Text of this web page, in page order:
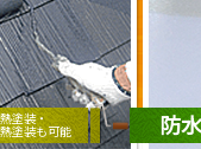
職人育成】②
改修工事のご依頼をいた
塗装・
塗装も可能 防